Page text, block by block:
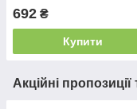
692 ₴
Купити
Акційні